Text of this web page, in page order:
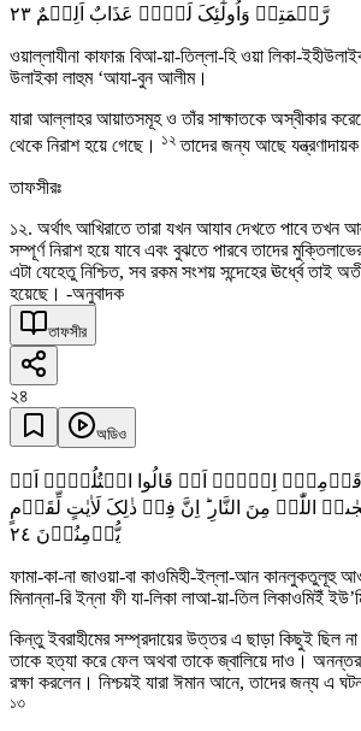
رَّحۡمَتِیۡ وَاُولٰٓئِکَ لَہُمۡ عَذَابٌ اَلِیۡمٌ ٢٣
ওয়াল্লাযীনা কাফারূ বিআ-য়া-তিল্লা-হি ওয়া লিকা-
উলাইকা লাহুম ‘আযা-বুন আলীম।
যারা আল্লাহর আয়াতসমূহ ও তাঁর সাক্ষাতকে অস্বীকার
থেকে নিরাশ হয়ে গেছে। ১২ তাদের জন্য আছে
তাফসীরঃ
১২. অর্থাৎ আখিরাতে তারা যখন আযাব দেখতে পাবে তখন
সম্পূর্ণ নিরাশ হয়ে যাবে এবং বুঝতে পারবে তাদের
এটা যেহেতু নিশ্চিত, সব রকম সংশয় সন্দেহের ঊর্ধ্বে তাই
হয়েছে। -অনুবাদক
তাফসীর
২৪
অডিও
قَوۡمِہٖۤ اِلَّاۤ اَنۡ قَالُوا اقۡتُلُوۡہُ اَوۡ
اللّٰہُ مِنَ النَّارِ ؕ اِنَّ فِیۡ ذٰلِکَ لَاٰیٰتٍ لِّقَوۡمٍ
یُّؤۡمِنُوۡنَ ٢٤
ফামা-কা-না জাওয়া-বা কাওমিহী-ইল্লা-আন কানলুকতুলূহু
মিনান্না-রি ইন্না ফী যা-লিকা লাআ-য়া-তিল লিকাওমিইঁ
কিন্তু ইবরাহীমের সম্প্রদায়ের উত্তর এ ছাড়া কিছুই ছিল
তাকে হত্যা করে ফেল অথবা তাকে জ্বালিয়ে দাও।
রক্ষা করলেন। নিশ্চয়ই যারা ঈমান আনে, তাদের জন্য এ
১৩